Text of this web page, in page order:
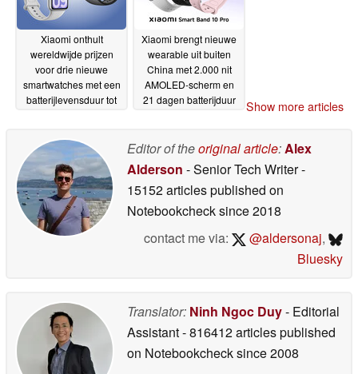
Xiaomi onthult
wereldwijde prijzen
voor drie nieuwe
smartwatches met een
batterijlevensduur tot
Xiaomi brengt nieuwe
wearable uit buiten
China met 2.000 nit
AMOLED-scherm en
21 dagen batterijduur
Show more articles
Editor of theoriginal article:Alex
Alderson - Senior Tech Writer-
15152 articles published on
Notebookchecksince 2018
contact me via:
@aldersonaj,
Bluesky
Translator: Ninh Ngoc Duy- Editorial
Assistant- 816412 articles published
on Notebookchecksince 2008